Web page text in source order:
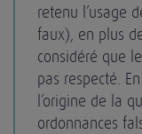
retenu l’usage
faux), en plus
considéré que
pas respecté.
l’origine de la
ordonnances